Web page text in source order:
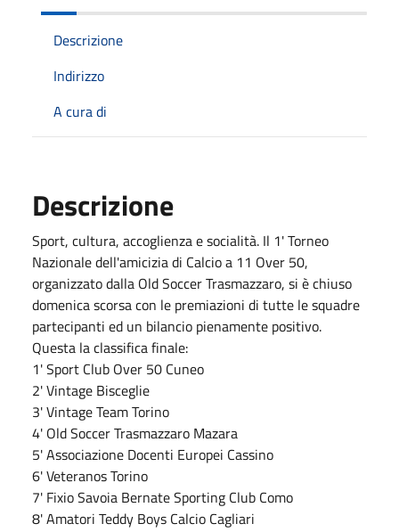
Descrizione
Indirizzo
A cura di
Descrizione
Sport, cultura, accoglienza e socialità. Il 1' Torneo
Nazionale dell'amicizia di Calcio a 11 Over 50,
organizzato dalla Old Soccer Trasmazzaro, si è chiuso
domenica scorsa con le premiazioni di tutte le squadre
partecipanti ed un bilancio pienamente positivo.
Questa la classifica finale:
1' Sport Club Over 50 Cuneo
2' Vintage Bisceglie
3' Vintage Team Torino
4' Old Soccer Trasmazzaro Mazara
5' Associazione Docenti Europei Cassino
6' Veteranos Torino
7' Fixio Savoia Bernate Sporting Club Como
8' Amatori Teddy Boys Calcio Cagliari